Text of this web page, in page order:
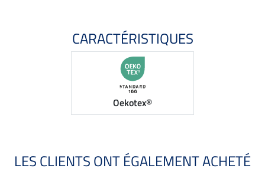
CARACTÉRISTIQUES
Oekotex®
LES CLIENTS ONT ÉGALEMENT ACHETÉ